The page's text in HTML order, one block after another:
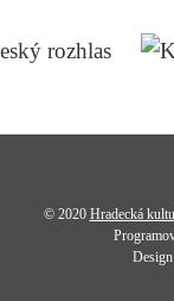
© 2020 Hradecká